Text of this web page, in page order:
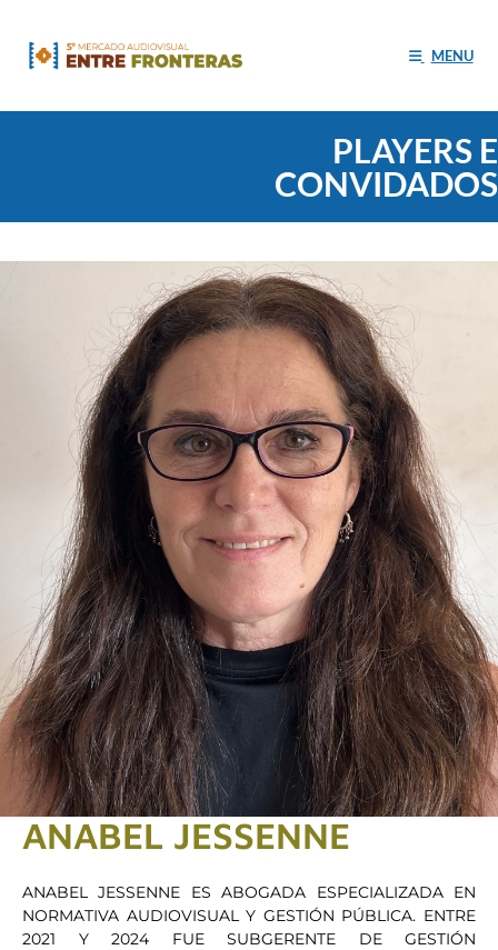
MENU
PLAYERS E
CONVIDADOS
ANABEL JESSENNE
ANABEL JESSENNE ES ABOGADA ESPECIALIZADA EN
NORMATIVA AUDIOVISUAL Y GESTIÓN PÚBLICA. ENTRE
2021 Y 2024 FUE SUBGERENTE DE GESTIÓN